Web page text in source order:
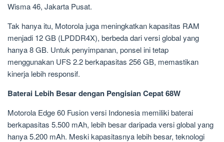
Wisma 46, Jakarta Pusat.
Tak hanya itu, Motorola juga meningkatkan kapasitas RAM
menjadi 12 GB (LPDDR4X), berbeda dari versi global yang
hanya 8 GB. Untuk penyimpanan, ponsel ini tetap
menggunakan UFS 2.2 berkapasitas 256 GB, memastikan
kinerja lebih responsif.
Baterai Lebih Besar dengan Pengisian Cepat 68W
Motorola Edge 60 Fusion versi Indonesia memiliki baterai
berkapasitas 5.500 mAh, lebih besar daripada versi global yang
hanya 5.200 mAh. Meski kapasitasnya lebih besar, teknologi